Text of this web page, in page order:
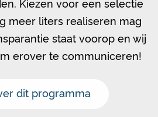
Kiezen voor een selectie
meer liters realiseren mag
staat voorop en wij
erover te communiceren!
dit programma